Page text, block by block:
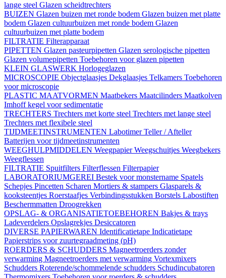
lange steel Glazen scheidtrechters
BUIZEN Glazen buizen met ronde bodem Glazen buizen met platte
bodem Glazen cultuurbuizen met ronde bodem Glazen
cultuurbuizen met platte bodem
FILTRATIE Filterapparaat
PIPETTEN Glazen pasteurpipetten Glazen serologische pipetten
Glazen volumepipetten Toebehoren voor glazen pipetten
KLEIN GLASWERK Horlogeglazen
MICROSCOPIE Objectglaasjes Dekglaasjes Telkamers Toebehoren
voor microscopie
PLASTIC MAATVORMEN Maatbekers Maatcilinders Maatkolven
Imhoff kegel voor sedimentatie
TRECHTERS Trechters met korte steel Trechters met lange steel
Trechters met flexibele steel
TIJDMEETINSTRUMENTEN LabotimerTeller / Afteller
Batterijen voor tijdmeetinstrumenten
WEEGHULPMIDDELEN WeegpapierWeegschuitjes Weegbekers
Weegflessen
FILTRATIE Spuitfilters Filterflessen Filterpapier
LABORATORIUMGEREI Bestek voor monstername Spatels
Schepjes Pincetten Scharen Mortiers & stampers Glasparels &
kooksteentjes Roerstaafjes Verbindingsstukken Borstels Labostiften
Beschermmatten Droogrekken
OPSLAG- & ORGANISATIETOEBEHOREN Bakjes & trays
Ladeverdelers Opslagrekjes Desiccatoren
DIVERSE PAPIERWAREN Identificatietape Indicatietape
Papierstrips voor zuurtegraadmeting (pH)
ROERDERS & SCHUDDERS Magneetroerders zonder
verwarming Magneetroerders met verwarming Vortexmixers
Schudders Roterende/schommelende schudders Schudincubatoren